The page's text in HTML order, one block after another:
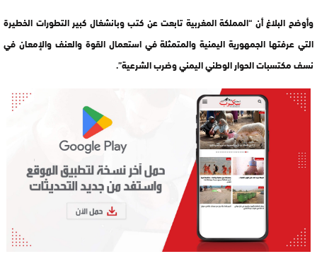
وأوضح البلاغ أن “المملكة المغربية تابعت عن كتب وبانشغال كبير التطورات الخطيرة
التي عرفتها الجمهورية اليمنية والمتمثلة في استعمال القوة والعنف والإمعان في
نسف مكتسبات الحوار الوطني اليمني وضرب الشرعية”.